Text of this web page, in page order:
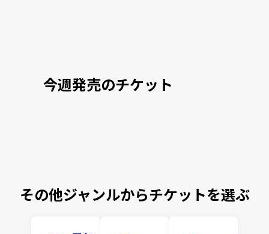
今週発売のチケット
その他ジャンルからチケットを選ぶ